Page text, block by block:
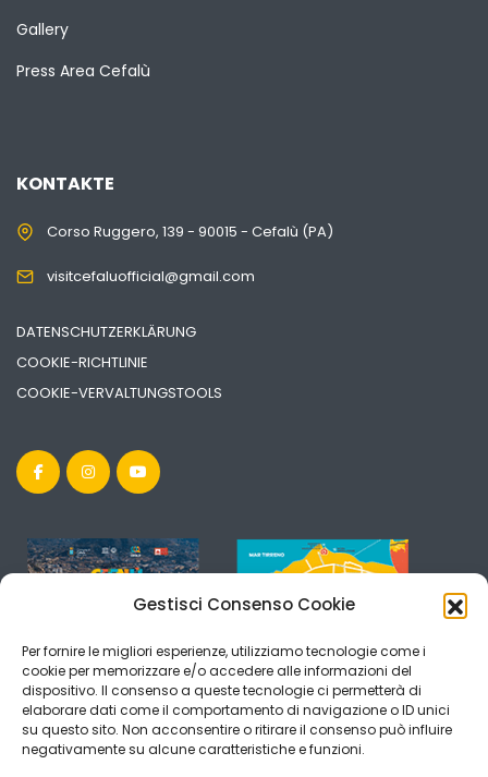
Gestisci Consenso Cookie
Per fornire le migliori esperienze, utilizziamo tecnologie come i
cookie per memorizzare e/o accedere alle informazioni del
dispositivo. Il consenso a queste tecnologie ci permetterà di
elaborare dati come il comportamento di navigazione o ID unici
su questo sito. Non acconsentire o ritirare il consenso può influire
negativamente su alcune caratteristiche e funzioni.
Gallery
Press Area Cefalù
KONTAKTE
Corso Ruggero, 139 - 90015 - Cefalù (PA)
visitcefaluofficial@gmail.com
DATENSCHUTZERKLÄRUNG
COOKIE-RICHTLINIE
COOKIE-VERVALTUNGSTOOLS